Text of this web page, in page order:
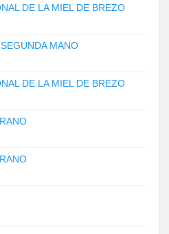
DE LA MIEL DE BREZO
MANO
DE LA MIEL DE BREZO